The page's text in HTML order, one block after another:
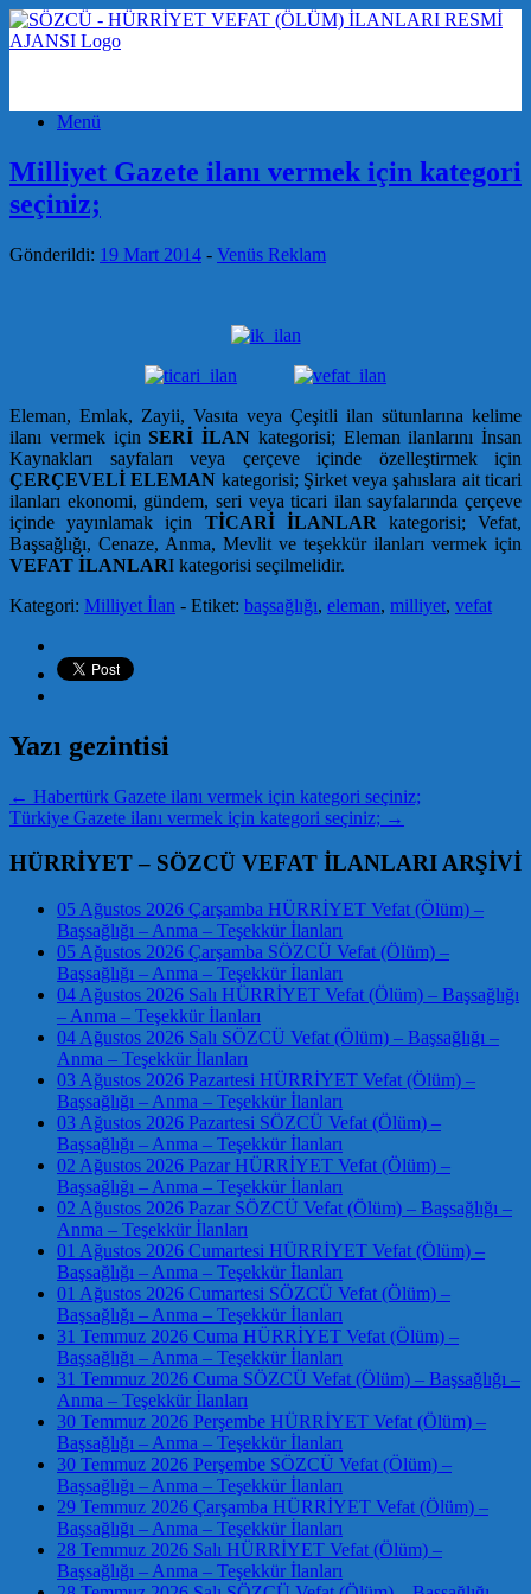
Menü
Milliyet Gazete ilanı vermek için kategori
seçiniz;
Gönderildi: 19 Mart 2014 - Venüs Reklam
Eleman, Emlak, Zayii, Vasıta veya Çeşitli ilan sütunlarına kelime
ilanı vermek içinSERİ İLAN kategorisi; Eleman ilanlarını İnsan
Kaynakları sayfaları veya çerçeve içinde özelleştirmek için
ÇERÇEVELİ ELEMAN kategorisi; Şirket veya şahıslara ait ticari
ilanları ekonomi, gündem, seri veya ticari ilan sayfalarında çerçeve
içinde yayınlamak için TİCARİ İLANLAR kategorisi; Vefat,
Başsağlığı, Cenaze, Anma, Mevlit ve teşekkür ilanları vermek için
VEFAT İLANLARI kategorisi seçilmelidir.
Kategori: Milliyet İlan - Etiket: başsağlığı, eleman, milliyet, vefat
Yazı gezintisi
← Habertürk Gazete ilanı vermek için kategori seçiniz;
Türkiye Gazete ilanı vermek için kategori seçiniz; →
HÜRRİYET – SÖZCÜ VEFAT İLANLARI ARŞİVİ
05 Ağustos 2026 Çarşamba HÜRRİYET Vefat (Ölüm) –
Başsağlığı – Anma – Teşekkür İlanları
05 Ağustos 2026 Çarşamba SÖZCÜ Vefat (Ölüm) –
Başsağlığı – Anma – Teşekkür İlanları
04 Ağustos 2026 Salı HÜRRİYET Vefat (Ölüm) – Başsağlığı
– Anma – Teşekkür İlanları
04 Ağustos 2026 Salı SÖZCÜ Vefat (Ölüm) – Başsağlığı –
Anma – Teşekkür İlanları
03 Ağustos 2026 Pazartesi HÜRRİYET Vefat (Ölüm) –
Başsağlığı – Anma – Teşekkür İlanları
03 Ağustos 2026 Pazartesi SÖZCÜ Vefat (Ölüm) –
Başsağlığı – Anma – Teşekkür İlanları
02 Ağustos 2026 Pazar HÜRRİYET Vefat (Ölüm) –
Başsağlığı – Anma – Teşekkür İlanları
02 Ağustos 2026 Pazar SÖZCÜ Vefat (Ölüm) – Başsağlığı –
Anma – Teşekkür İlanları
01 Ağustos 2026 Cumartesi HÜRRİYET Vefat (Ölüm) –
Başsağlığı – Anma – Teşekkür İlanları
01 Ağustos 2026 Cumartesi SÖZCÜ Vefat (Ölüm) –
Başsağlığı – Anma – Teşekkür İlanları
31 Temmuz 2026 Cuma HÜRRİYET Vefat (Ölüm) –
Başsağlığı – Anma – Teşekkür İlanları
31 Temmuz 2026 Cuma SÖZCÜ Vefat (Ölüm) – Başsağlığı –
Anma – Teşekkür İlanları
30 Temmuz 2026 Perşembe HÜRRİYET Vefat (Ölüm) –
Başsağlığı – Anma – Teşekkür İlanları
30 Temmuz 2026 Perşembe SÖZCÜ Vefat (Ölüm) –
Başsağlığı – Anma – Teşekkür İlanları
29 Temmuz 2026 Çarşamba HÜRRİYET Vefat (Ölüm) –
Başsağlığı – Anma – Teşekkür İlanları
28 Temmuz 2026 Salı HÜRRİYET Vefat (Ölüm) –
Başsağlığı – Anma – Teşekkür İlanları